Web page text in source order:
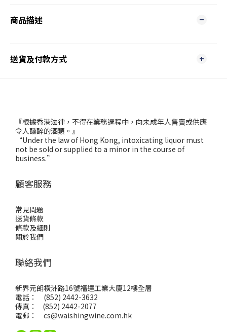
商品描述
送貨及付款方式
『根據香港法律，不得在業務過程中，向未成年人售賣或供應
令人醺醉的酒類。』
“Under the law of Hong Kong, intoxicating liquor must
not be sold or supplied to a minor in the course of
business.”
顧客服務
常見問題
送貨條款
條款及細則
關於我們
聯絡我們
新界元朗橫洲路16號福達工業大廈12樓全層
電話： (852) 2442-3632
傳真： (852) 2442-2077
電郵： cs@waishingwine.com.hk